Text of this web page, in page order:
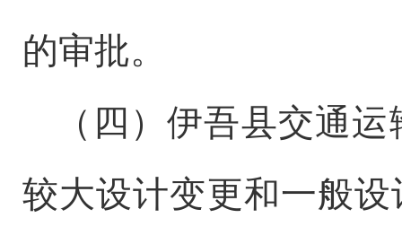
的审批。
（四）伊吾县交通
较大设计变更和一般